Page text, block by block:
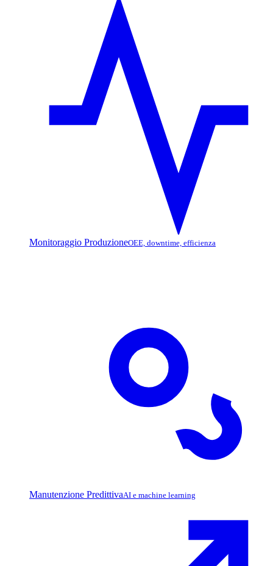
Monitoraggio ProduzioneOEE, downtime, efficienza
Manutenzione PredittivaAI e machine learning